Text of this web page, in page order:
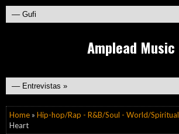
Amplead Music
Home » Hip-hop/Rap - R&B/Soul - World/Spiritual
Heart